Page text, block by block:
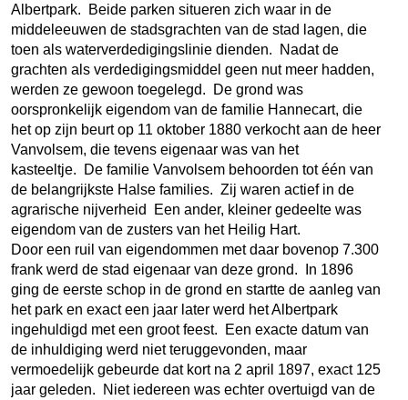
Albertpark. Beide parken situeren zich waar in de
middeleeuwen de stadsgrachten van de stad lagen, die
toen als waterverdedigingslinie dienden. Nadat de
grachten als verdedigingsmiddel geen nut meer hadden,
werden ze gewoon toegelegd. De grond was
oorspronkelijk eigendom van de familie Hannecart, die
het op zijn beurt op 11 oktober 1880 verkocht aan de heer
Vanvolsem, die tevens eigenaar was van het
kasteeltje. De familie Vanvolsem behoorden tot één van
de belangrijkste Halse families. Zij waren actief in de
agrarische nijverheid Een ander, kleiner gedeelte was
eigendom van de zusters van het Heilig Hart.
Door een ruil van eigendommen met daar bovenop 7.300
frank werd de stad eigenaar van deze grond. In 1896
ging de eerste schop in de grond en startte de aanleg van
het park en exact een jaar later werd het Albertpark
ingehuldigd met een groot feest. Een exacte datum van
de inhuldiging werd niet teruggevonden, maar
vermoedelijk gebeurde dat kort na 2 april 1897, exact 125
jaar geleden. Niet iedereen was echter overtuigd van de